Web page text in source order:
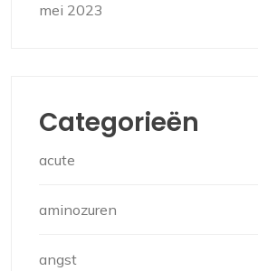
mei 2023
Categorieën
acute
aminozuren
angst